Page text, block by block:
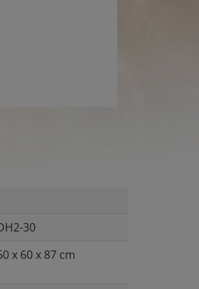
30
x 60 x 87 cm